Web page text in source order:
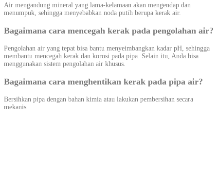
Air mengandung mineral yang lama-kelamaan akan mengendap dan
menumpuk, sehingga menyebabkan noda putih berupa kerak air.
Bagaimana cara mencegah kerak pada pengolahan air?
Pengolahan air yang tepat bisa bantu menyeimbangkan kadar pH, sehingga
membantu mencegah kerak dan korosi pada pipa. Selain itu, Anda bisa
menggunakan sistem pengolahan air khusus.
Bagaimana cara menghentikan kerak pada pipa air?
Bersihkan pipa dengan bahan kimia atau lakukan pembersihan secara
mekanis.